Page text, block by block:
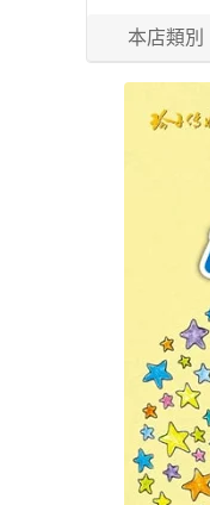
本店類別